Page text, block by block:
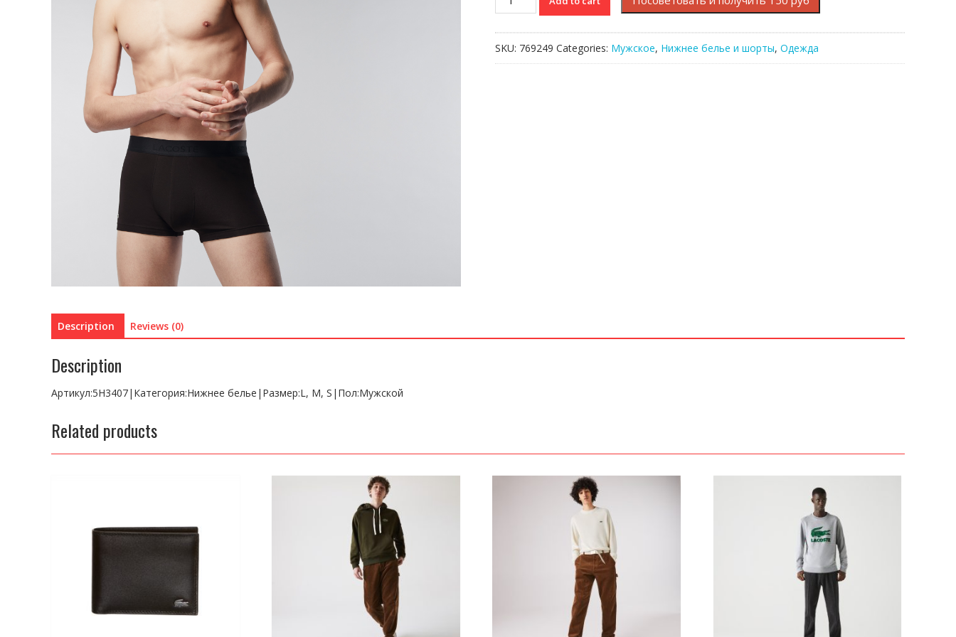
белье
SKU: 769249 Categories: Мужское, Нижнее белье и шорты, Одежда
Description Reviews (0)
Description
Артикул:5H3407|Категория:Нижнее белье|Размер:L, M, S|Пол:Мужской
Related products